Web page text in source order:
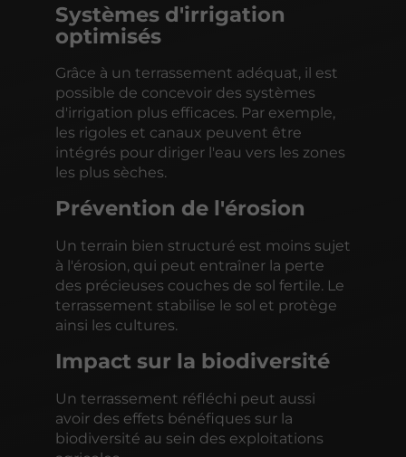
Systèmes d'irrigation
optimisés
Grâce à un terrassement adéquat, il est
possible de concevoir des systèmes
d'irrigation plus efficaces. Par exemple,
les rigoles et canaux peuvent être
intégrés pour diriger l'eau vers les zones
les plus sèches.
Prévention de l'érosion
Un terrain bien structuré est moins sujet
à l'érosion, qui peut entraîner la perte
des précieuses couches de sol fertile. Le
terrassement stabilise le sol et protège
ainsi les cultures.
Impact sur la biodiversité
Un terrassement réfléchi peut aussi
avoir des effets bénéfiques sur la
biodiversité au sein des exploitations